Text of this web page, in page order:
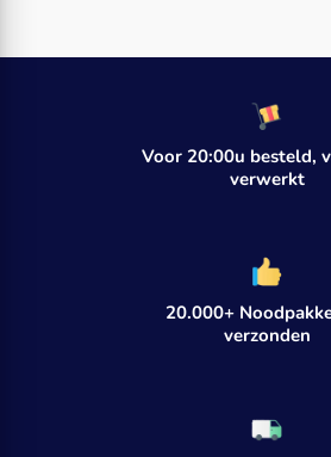
Voor 20:00u besteld,
verwerkt
20.000+
verzonden